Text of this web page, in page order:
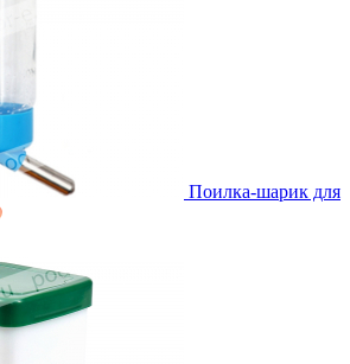
Поилка-шарик для